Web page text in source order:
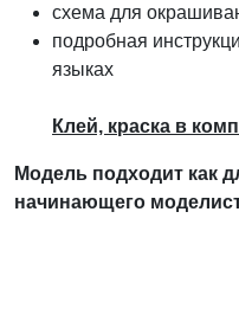
схема для
подробная
языках
Клей, краска в
Модель подходит как
начинающего